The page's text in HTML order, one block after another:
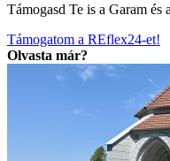
Támogasd Te is a Garam
Támogatom a REflex24-et!
Olvasta már?